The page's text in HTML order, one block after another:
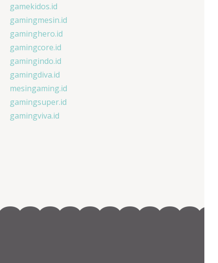
gamekidos.id
gamingmesin.id
gaminghero.id
gamingcore.id
gamingindo.id
gamingdiva.id
mesingaming.id
gamingsuper.id
gamingviva.id